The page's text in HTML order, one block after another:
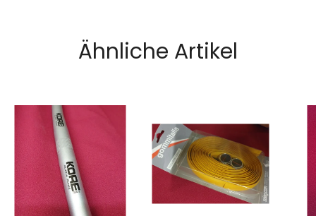
Ähnliche Artikel